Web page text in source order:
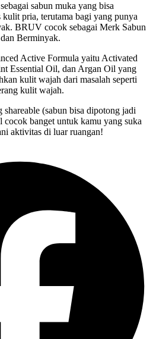
sabun muka yang bisa
pria, terutama bagi yang punya
BRUV cocok sebagai Merk Sabun
Berminyak.
Active Formula yaitu Activated
Essential Oil, dan Argan Oil yang
kulit wajah dari masalah seperti
kulit wajah.
shareable (sabun bisa dipotong jadi
cocok banget untuk kamu yang suka
aktivitas di luar ruangan!